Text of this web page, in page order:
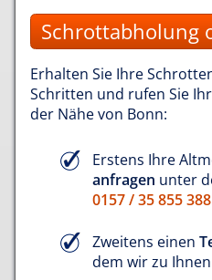
Schrottabholung
Erhalten Sie Ihre
Schritten und rufen Sie
der Nähe von Bonn:
Erstens Ihre
anfragen unter
0157 / 35 855 388
Zweitens einen
dem wir zu